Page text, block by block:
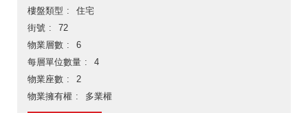
樓盤類型
住宅
街號
72
物業層數
6
每層單位數量
4
物業座數
2
物業擁有權
多業權